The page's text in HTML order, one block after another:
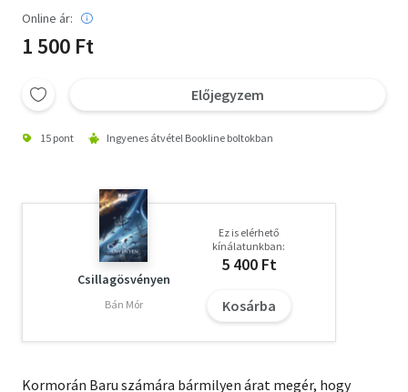
Online ár:
1 500 Ft
Előjegyzem
15 pont Ingyenes átvétel Bookline boltokban
Csillagösvényen
Bán Mór
Ez is elérhető
kínálatunkban:
5 400 Ft
Kosárba
Kormorán Baru számára bármilyen árat megér, hogy